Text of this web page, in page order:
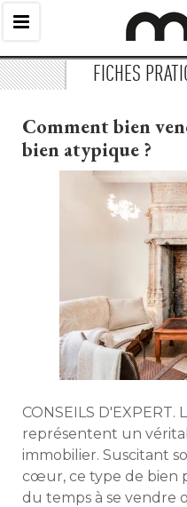
FICHES
Comment bien
bien atypique ?
CONSEILS D'EXPERT. Les biens atypiques
représentent un
immobilier. Suscitant
cœur, ce type de bien
du temps à se